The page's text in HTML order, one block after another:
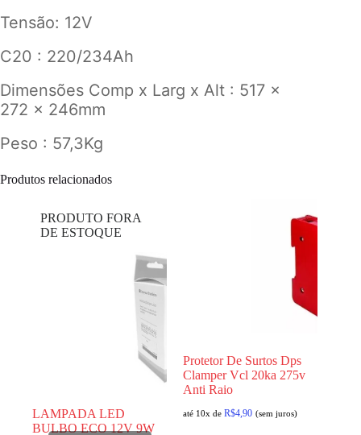
Tensão: 12V
C20 : 220/234Ah
Dimensões Comp x Larg x Alt : 517 x
272 x 246mm
Peso : 57,3Kg
Produtos relacionados
PRODUTO FORA
DE ESTOQUE
LAMPADA LED
BULBO ECO 12V 9W
Protetor De Surtos Dps
Clamper Vcl 20ka 275v
Anti Raio
até 10x deR$4,90 (sem juros)